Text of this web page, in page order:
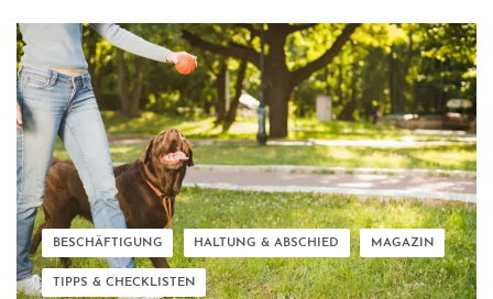
BESCHÄFTIGUNG HALTUNG & ABSCHIED MAGAZIN
TIPPS & CHECKLISTEN